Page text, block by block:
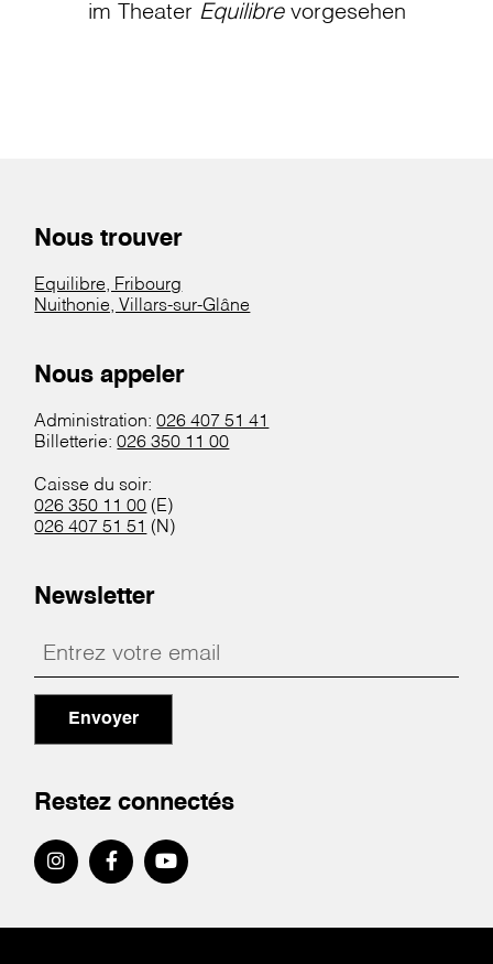
im Theater Equilibrevorgesehen
Nous trouver
Equilibre, Fribourg
Nuithonie, Villars-sur-Glâne
Nous appeler
Administration:026 407 51 41
Billetterie:026 350 11 00
Caisse du soir:
026 350 11 00 (E)
026 407 51 51 (N)
Newsletter
Envoyer
Restez connectés